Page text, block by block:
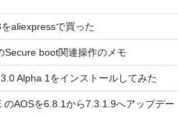
aliexpressで買った
Secure boot関連操作のメモ
Alpha 1をインストールしてみた
のAOSを6.8.1から7.3.1.9へアップデー